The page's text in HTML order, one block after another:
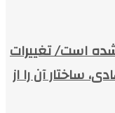
است/ تغییرات
ساختار آن را از